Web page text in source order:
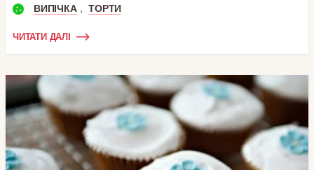
ВИПІЧКА , ТОРТИ
ЧИТАТИ ДАЛІ